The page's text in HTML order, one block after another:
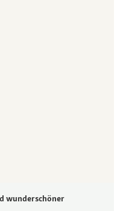
wunderschöner